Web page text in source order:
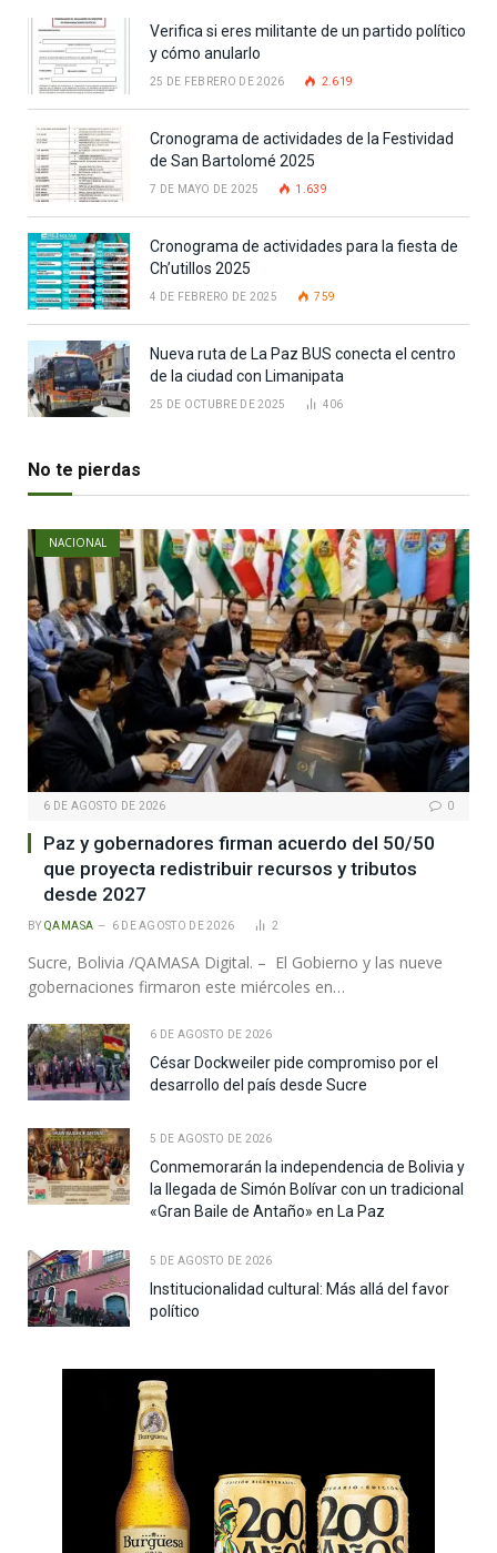
Verifica si eres militante de un partido político
y cómo anularlo
25 DE FEBRERO DE 2026 2.619
Cronograma de actividades de la Festividad
de San Bartolomé 2025
7 DE MAYO DE 2025 1.639
Cronograma de actividades para la fiesta de
Ch’utillos 2025
4 DE FEBRERO DE 2025 759
Nueva ruta de La Paz BUS conecta el centro
de la ciudad con Limanipata
25 DE OCTUBRE DE 2025 406
No te pierdas
NACIONAL
6 DE AGOSTO DE 2026 0
Paz y gobernadores firman acuerdo del 50/50
que proyecta redistribuir recursos y tributos
desde 2027
BY QAMASA 6 DE AGOSTO DE 2026 2
Sucre, Bolivia /QAMASA Digital. – El Gobierno y las nueve
gobernaciones firmaron este miércoles en…
6 DE AGOSTO DE 2026
César Dockweiler pide compromiso por el
desarrollo del país desde Sucre
5 DE AGOSTO DE 2026
Conmemorarán la independencia de Bolivia y
la llegada de Simón Bolívar con un tradicional
«Gran Baile de Antaño» en La Paz
5 DE AGOSTO DE 2026
Institucionalidad cultural: Más allá del favor
político